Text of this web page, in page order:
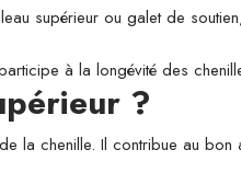
supérieur ou galet de
à la longévité des
?
la chenille. Il contribue au